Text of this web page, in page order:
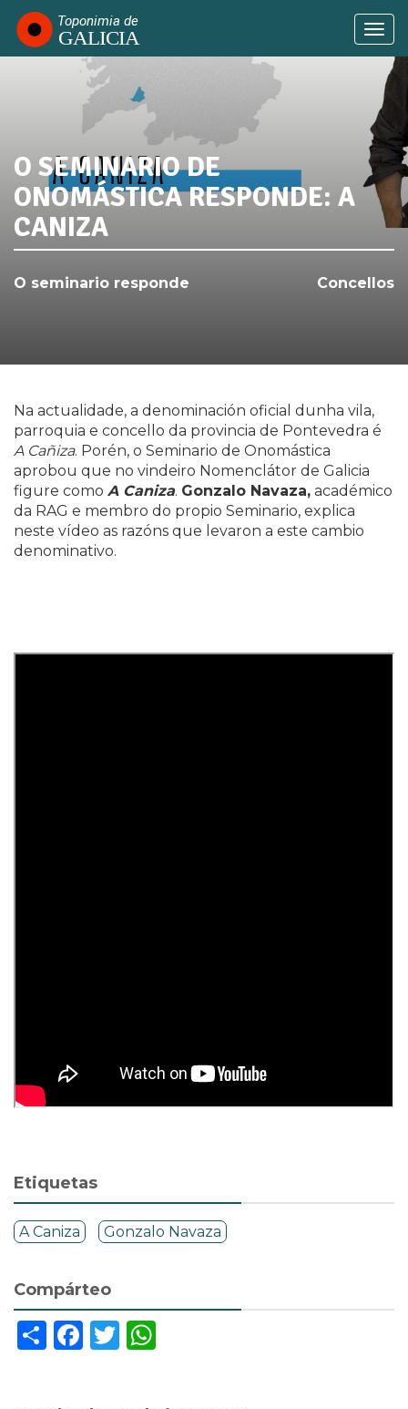
contido
SABÍAS QUE...
O SEMINARIO DE
ONOMÁSTICA RESPONDE: A
CANIZA
O seminario responde Concellos
Na actualidade, a denominación oficial dunha vila,
parroquia e concello da provincia de Pontevedra é
A Cañiza. Porén, o Seminario de Onomástica
aprobou que no vindeiro Nomenclátor de Galicia
figure como A Caniza. Gonzalo Navaza, académico
da RAG e membro do propio Seminario, explica
neste vídeo as razóns que levaron a este cambio
denominativo.
Etiquetas
A Caniza Gonzalo Navaza
Compárteo